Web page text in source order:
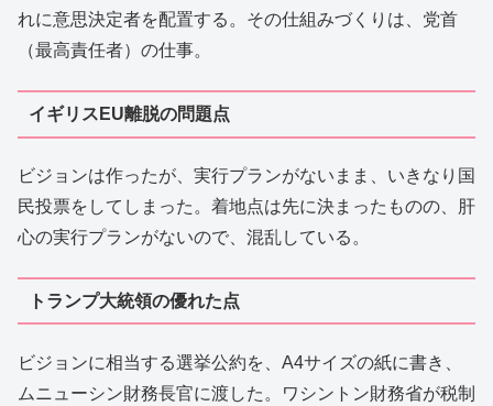
れに意思決定者を配置する。その仕組みづくりは、党首
（最高責任者）の仕事。
イギリスEU離脱の問題点
ビジョンは作ったが、実行プランがないまま、いきなり国
民投票をしてしまった。着地点は先に決まったものの、肝
心の実行プランがないので、混乱している。
トランプ大統領の優れた点
ビジョンに相当する選挙公約を、A4サイズの紙に書き、
ムニューシン財務長官に渡した。ワシントン財務省が税制